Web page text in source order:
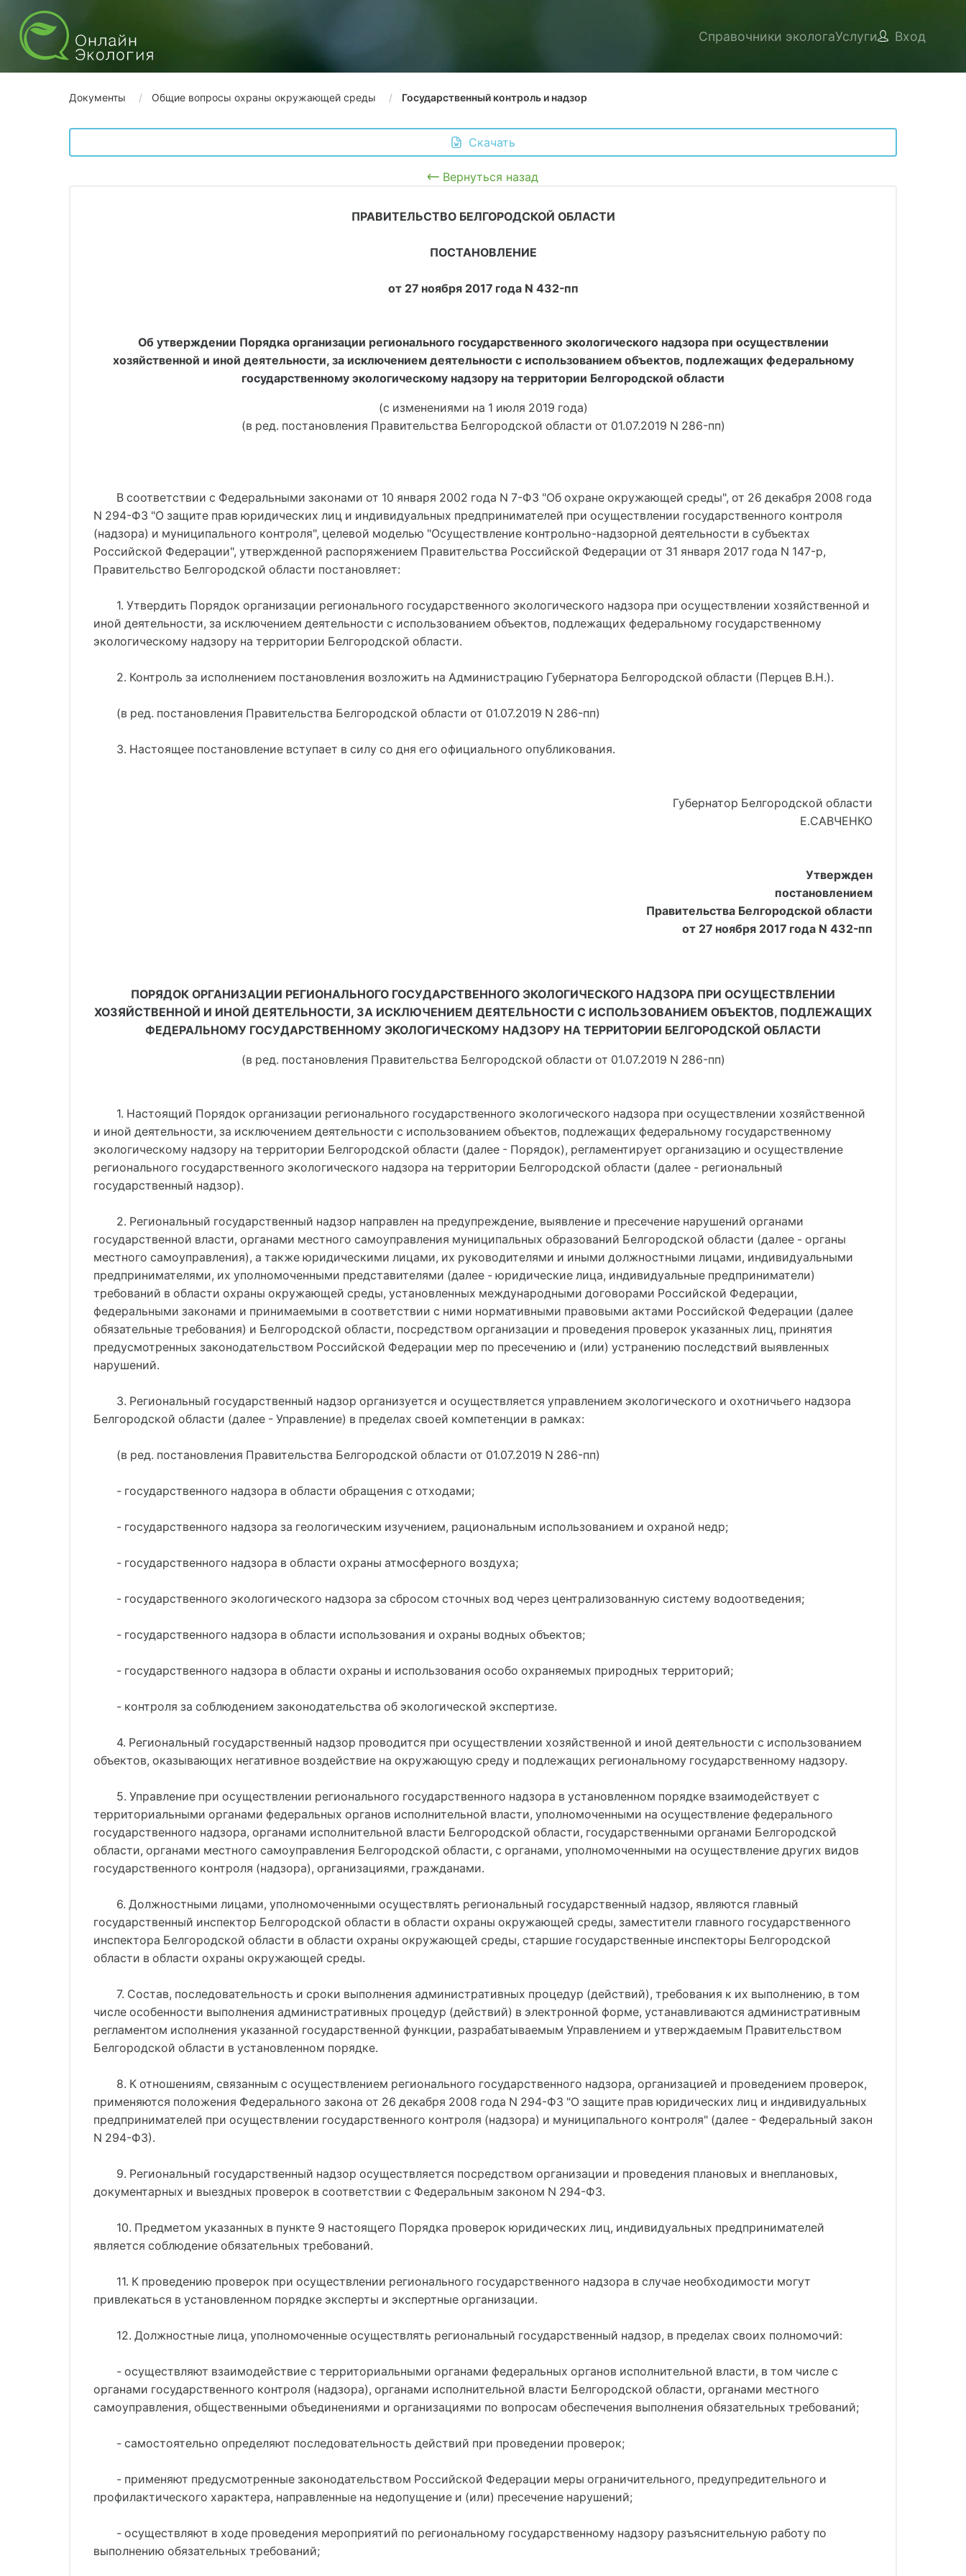
Справочники экологаУслуги Вход
Документы Общие вопросы охраны окружающей среды Государственный контроль и надзор
Скачать
Вернуться назад
ПРАВИТЕЛЬСТВО БЕЛГОРОДСКОЙ ОБЛАСТИ
ПОСТАНОВЛЕНИЕ
от 27 ноября 2017 года N 432-пп
Об утверждении Порядка организации регионального государственного экологического надзора при осуществлении
хозяйственной и иной деятельности, за исключением деятельности с использованием объектов, подлежащих федеральному
государственному экологическому надзору на территории Белгородской области
(с изменениями на 1 июля 2019 года)
(в ред. постановления Правительства Белгородской области от 01.07.2019 N 286-пп)
В соответствии с Федеральными законами от 10 января 2002 года N 7-ФЗ "Об охране окружающей среды", от 26 декабря 2008 года
N 294-ФЗ "О защите прав юридических лиц и индивидуальных предпринимателей при осуществлении государственного контроля
(надзора) и муниципального контроля", целевой моделью "Осуществление контрольно-надзорной деятельности в субъектах
Российской Федерации", утвержденной распоряжением Правительства Российской Федерации от 31 января 2017 года N 147-р,
Правительство Белгородской области постановляет:
1. Утвердить Порядок организации регионального государственного экологического надзора при осуществлении хозяйственной и
иной деятельности, за исключением деятельности с использованием объектов, подлежащих федеральному государственному
экологическому надзору на территории Белгородской области.
2. Контроль за исполнением постановления возложить на Администрацию Губернатора Белгородской области (Перцев В.Н.).
(в ред. постановления Правительства Белгородской области от 01.07.2019 N 286-пп)
3. Настоящее постановление вступает в силу со дня его официального опубликования.
Губернатор Белгородской области
Е.САВЧЕНКО
Утвержден
постановлением
Правительства Белгородской области
от 27 ноября 2017 года N 432-пп
ПОРЯДОК ОРГАНИЗАЦИИ РЕГИОНАЛЬНОГО ГОСУДАРСТВЕННОГО ЭКОЛОГИЧЕСКОГО НАДЗОРА ПРИ ОСУЩЕСТВЛЕНИИ
ХОЗЯЙСТВЕННОЙ И ИНОЙ ДЕЯТЕЛЬНОСТИ, ЗА ИСКЛЮЧЕНИЕМ ДЕЯТЕЛЬНОСТИ С ИСПОЛЬЗОВАНИЕМ ОБЪЕКТОВ, ПОДЛЕЖАЩИХ
ФЕДЕРАЛЬНОМУ ГОСУДАРСТВЕННОМУ ЭКОЛОГИЧЕСКОМУ НАДЗОРУ НА ТЕРРИТОРИИ БЕЛГОРОДСКОЙ ОБЛАСТИ
(в ред. постановления Правительства Белгородской области от 01.07.2019 N 286-пп)
1. Настоящий Порядок организации регионального государственного экологического надзора при осуществлении хозяйственной
и иной деятельности, за исключением деятельности с использованием объектов, подлежащих федеральному государственному
экологическому надзору на территории Белгородской области (далее - Порядок), регламентирует организацию и осуществление
регионального государственного экологического надзора на территории Белгородской области (далее - региональный
государственный надзор).
2. Региональный государственный надзор направлен на предупреждение, выявление и пресечение нарушений органами
государственной власти, органами местного самоуправления муниципальных образований Белгородской области (далее - органы
местного самоуправления), а также юридическими лицами, их руководителями и иными должностными лицами, индивидуальными
предпринимателями, их уполномоченными представителями (далее - юридические лица, индивидуальные предприниматели)
требований в области охраны окружающей среды, установленных международными договорами Российской Федерации,
федеральными законами и принимаемыми в соответствии с ними нормативными правовыми актами Российской Федерации (далее
обязательные требования) и Белгородской области, посредством организации и проведения проверок указанных лиц, принятия
предусмотренных законодательством Российской Федерации мер по пресечению и (или) устранению последствий выявленных
нарушений.
3. Региональный государственный надзор организуется и осуществляется управлением экологического и охотничьего надзора
Белгородской области (далее - Управление) в пределах своей компетенции в рамках:
(в ред. постановления Правительства Белгородской области от 01.07.2019 N 286-пп)
- государственного надзора в области обращения с отходами;
- государственного надзора за геологическим изучением, рациональным использованием и охраной недр;
- государственного надзора в области охраны атмосферного воздуха;
- государственного экологического надзора за сбросом сточных вод через централизованную систему водоотведения;
- государственного надзора в области использования и охраны водных объектов;
- государственного надзора в области охраны и использования особо охраняемых природных территорий;
- контроля за соблюдением законодательства об экологической экспертизе.
4. Региональный государственный надзор проводится при осуществлении хозяйственной и иной деятельности с использованием
объектов, оказывающих негативное воздействие на окружающую среду и подлежащих региональному государственному надзору.
5. Управление при осуществлении регионального государственного надзора в установленном порядке взаимодействует с
территориальными органами федеральных органов исполнительной власти, уполномоченными на осуществление федерального
государственного надзора, органами исполнительной власти Белгородской области, государственными органами Белгородской
области, органами местного самоуправления Белгородской области, с органами, уполномоченными на осуществление других видов
государственного контроля (надзора), организациями, гражданами.
6. Должностными лицами, уполномоченными осуществлять региональный государственный надзор, являются главный
государственный инспектор Белгородской области в области охраны окружающей среды, заместители главного государственного
инспектора Белгородской области в области охраны окружающей среды, старшие государственные инспекторы Белгородской
области в области охраны окружающей среды.
7. Состав, последовательность и сроки выполнения административных процедур (действий), требования к их выполнению, в том
числе особенности выполнения административных процедур (действий) в электронной форме, устанавливаются административным
регламентом исполнения указанной государственной функции, разрабатываемым Управлением и утверждаемым Правительством
Белгородской области в установленном порядке.
8. К отношениям, связанным с осуществлением регионального государственного надзора, организацией и проведением проверок,
применяются положения Федерального закона от 26 декабря 2008 года N 294-ФЗ "О защите прав юридических лиц и индивидуальных
предпринимателей при осуществлении государственного контроля (надзора) и муниципального контроля" (далее - Федеральный закон
N 294-ФЗ).
9. Региональный государственный надзор осуществляется посредством организации и проведения плановых и внеплановых,
документарных и выездных проверок в соответствии с Федеральным законом N 294-ФЗ.
10. Предметом указанных в пункте 9 настоящего Порядка проверок юридических лиц, индивидуальных предпринимателей
является соблюдение обязательных требований.
11. К проведению проверок при осуществлении регионального государственного надзора в случае необходимости могут
привлекаться в установленном порядке эксперты и экспертные организации.
12. Должностные лица, уполномоченные осуществлять региональный государственный надзор, в пределах своих полномочий:
- осуществляют взаимодействие с территориальными органами федеральных органов исполнительной власти, в том числе с
органами государственного контроля (надзора), органами исполнительной власти Белгородской области, органами местного
самоуправления, общественными объединениями и организациями по вопросам обеспечения выполнения обязательных требований;
- самостоятельно определяют последовательность действий при проведении проверок;
- применяют предусмотренные законодательством Российской Федерации меры ограничительного, предупредительного и
профилактического характера, направленные на недопущение и (или) пресечение нарушений;
- осуществляют в ходе проведения мероприятий по региональному государственному надзору разъяснительную работу по
выполнению обязательных требований;